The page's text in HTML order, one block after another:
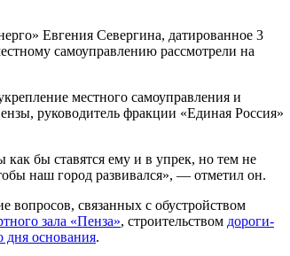
Евгения Севергина, датированное 3
самоуправлению рассмотрели на
местного самоуправления и
руководитель фракции «Единая Россия»
бы ставятся ему и в упрек, но тем не
наш город развивался», — отметил он.
вопросов, связанных с обустройством
зала «Пенза», строительством дороги-
дня основания.